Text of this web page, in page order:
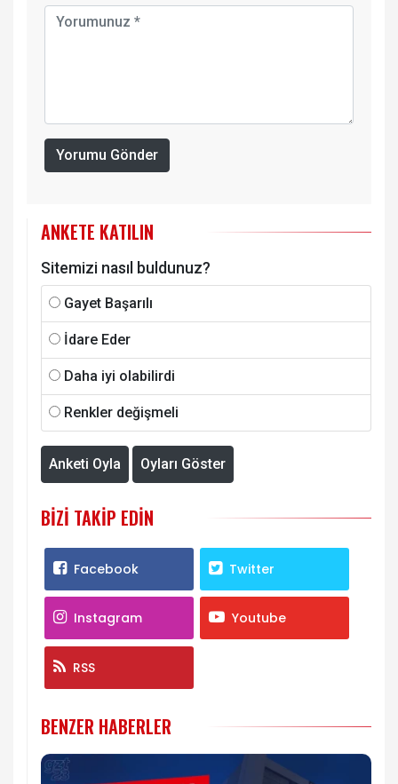
Yorumu Gönder
ANKETE KATILIN
Sitemizi nasıl buldunuz?
Gayet Başarılı
İdare Eder
Daha iyi olabilirdi
Renkler değişmeli
Anketi Oyla Oyları Göster
BIZI TAKIP EDIN
Facebook Twitter
Instagram Youtube
RSS
BENZER HABERLER